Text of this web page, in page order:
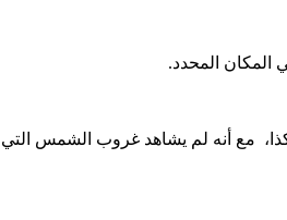
المكان المحدد.
مع أنه لم يشاهد غروب الشمس